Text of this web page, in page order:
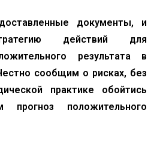
документы, и
действий для
результата в
сообщим о рисках, без
практике обойтись
прогноз положительного